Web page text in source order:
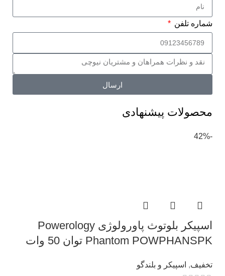
شماره تلفن
ارسال
محصولات پیشنهادی
-42%
اسپیکر بلوتوث پاورولوژی Powerology
Phantom POWPHANSPK توان 50 وات
تخفیف, اسپیکر و بلندگو